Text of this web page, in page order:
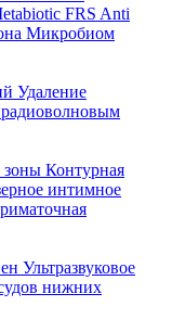
FRS Anti
Микробиом
Удаление
зоны Контурная
интимное
Ультразвуковое
нижних